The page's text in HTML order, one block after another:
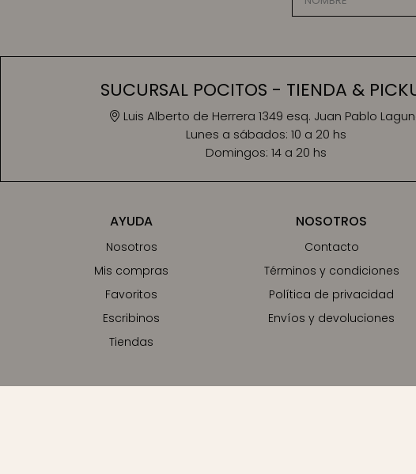
NOSOTROS
Contacto
Términos y condiciones
Política de privacidad
Envíos y devoluciones
AYUDA
Nosotros
Mis compras
Favoritos
Escribinos
Tiendas
SUCURSAL POCITOS - TIENDA &
Luis Alberto de Herrera 1349 esq. Juan Pablo
Lunes a sábados: 10 a 20 hs
Domingos: 14 a 20 hs